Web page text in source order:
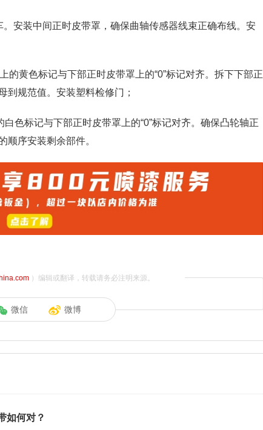
安装中间正时皮带罩，确保曲轴传感器线束正确布线。安
的黄色标记与下部正时皮带罩上的“0”标记对齐。拆下下部正
到规范值。安装塑料检修门；
色标记与下部正时皮带罩上的“0”标记对齐。确保凸轮轴正
顺序安装剩余部件。
）编辑或翻译，转载请务必注明来源。
微信 微博
如何对？